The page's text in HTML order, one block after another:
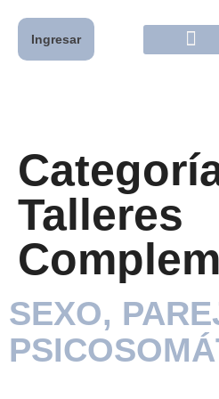
Ingresar
Talleres
SEXO,